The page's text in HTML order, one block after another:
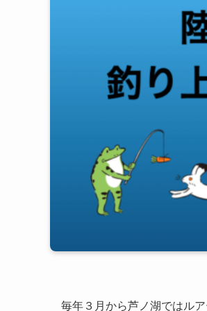
毎年３月から芦ノ湖ではル